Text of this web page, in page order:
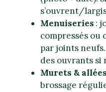
s’ouvrent/
Menuiseries :
compressés ou
par joints
des ouvrants si
Murets & allées
brossage